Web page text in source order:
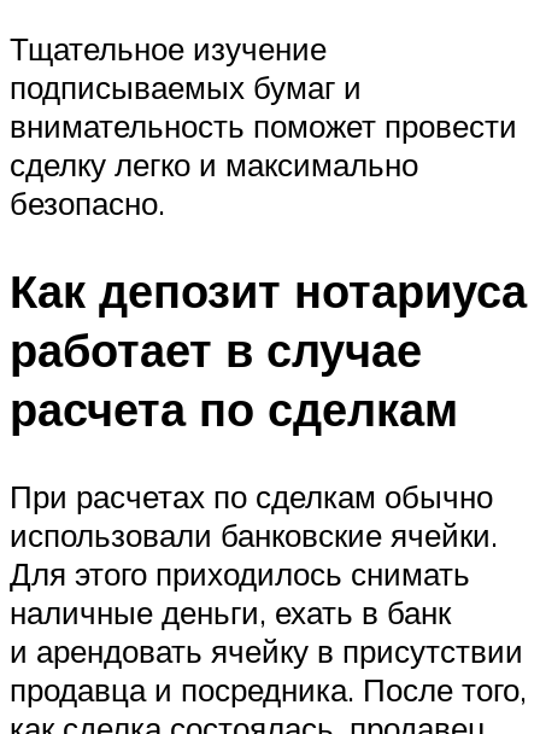
Тщательное изучение
подписываемых бумаг и
внимательность поможет провести
сделку легко и максимально
безопасно.
Как депозит нотариуса
работает в случае
расчета по сделкам
При расчетах по сделкам обычно
использовали банковские ячейки.
Для этого приходилось снимать
наличные деньги, ехать в банк
и арендовать ячейку в присутствии
продавца и посредника. После того,